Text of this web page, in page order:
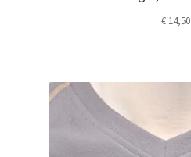
€14,50